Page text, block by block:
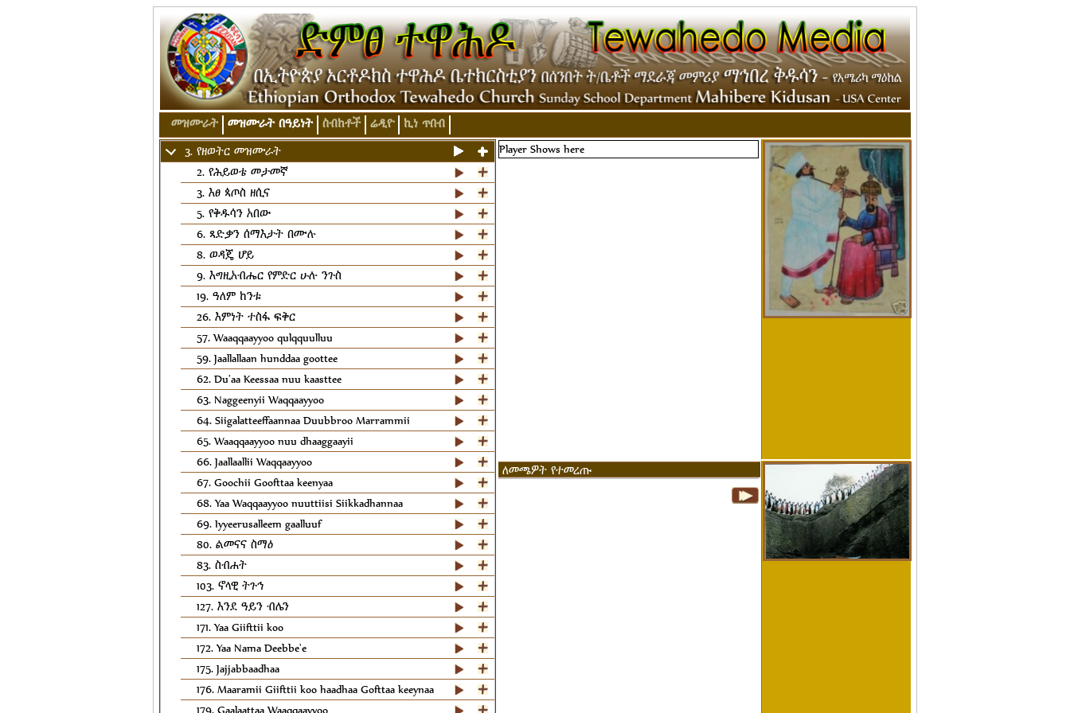
መዝሙራት መዝሙራት በዓይነት ስብከቶች ሬዲዮ
ኪነ ጥበብ
3. የዘወትር መዝሙራት
2. የሕይወቴ መታመኛ
3. እፀ ጳጦስ ዘሲና
5. የቅዱሳን አበው
6. ጻድቃን ሰማእታት በሙሉ
8. ወዳጄ ሆይ
9. እግዚአብሔር የምድር ሁሉ ንጉስ
19. ዓለም ከንቱ
26. እምነት ተስፋ ፍቅር
57. Waaqqaayyoo qulqquulluu
59. Jaallallaan hunddaa goottee
62. Du'aa Keessaa nuu kaasttee
63. Naggeenyii Waqqaayyoo
64. Siigalatteeffaannaa Duubbroo Marrammii
65. Waaqqaayyoo nuu dhaaggaayii
66. Jaallaallii Waqqaayyoo
67. Goochii Goofttaa keenyaa
68. Yaa Waqqaayyoo nuuttiisi Siikkadhannaa
69. Iyyeerusalleem gaalluuf
80. ልመናና ስማዕ
83. ስብሐት
103. ኖላዊ ትጉኅ
127. እንደ ዓይን ብሌን
171. Yaa Giifttii koo
172. Yaa Nama Deebbe'e
175. Jajjabbaadhaa
176. Maaramii Giifttii koo haadhaa Gofttaa keeynaa
Player Shows here
ለመጫዎት የተመረጡ